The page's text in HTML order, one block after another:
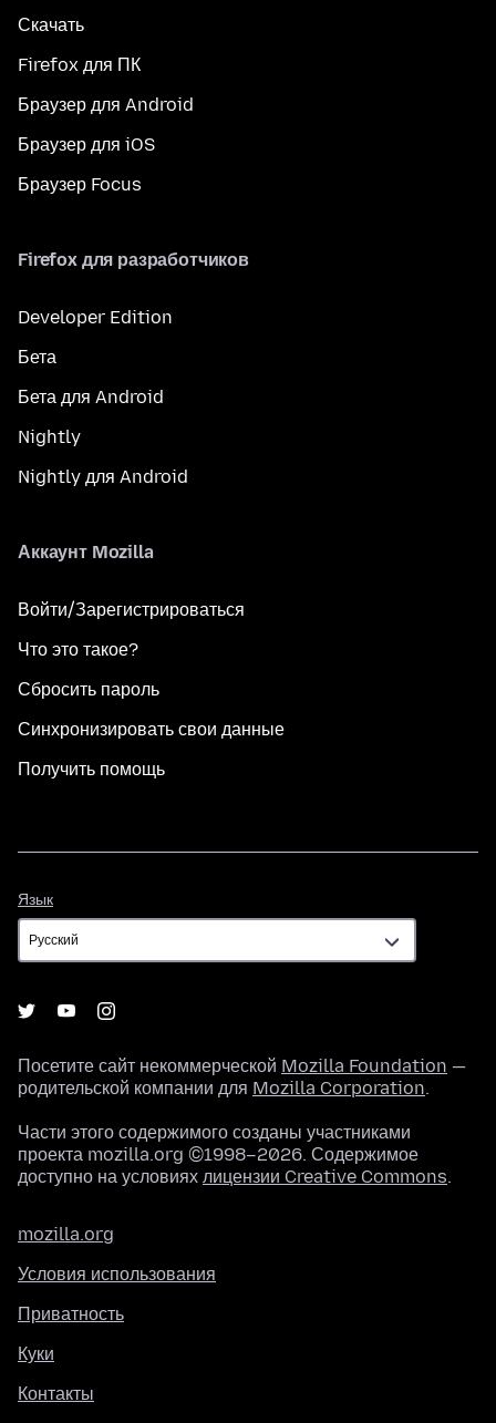
Скачать
Firefox для ПК
Браузер для Android
Браузер для iOS
Браузер Focus
Firefox для разработчиков
Developer Edition
Бета
Бета для Android
Nightly
Nightly для Android
Аккаунт Mozilla
Войти/Зарегистрироваться
Что это такое?
Сбросить пароль
Синхронизировать свои данные
Получить помощь
Язык
Посетите сайт некоммерческой Mozilla Foundation —
родительской компании для Mozilla Corporation.
Части этого содержимого созданы участниками
проекта mozilla.org ©1998–2026. Содержимое
доступно на условиях лицензии Creative Commons.
mozilla.org
Условия использования
Приватность
Куки
Контакты